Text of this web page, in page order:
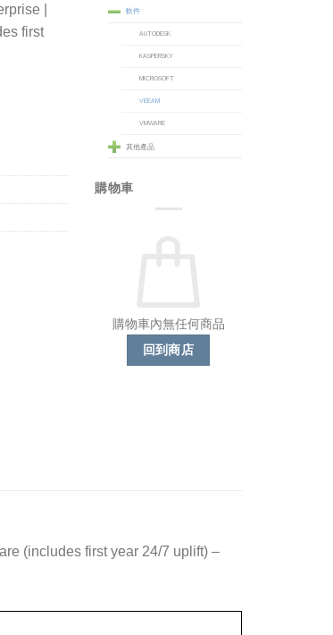
|
first
prepaid for Veeam Backup Essentials Enterprise
軟件
AUTODESK
KASPERSKY
MICROSOFT
VEEAM
VMWARE
其他產品
購物車
購物車內無任何商品
回到商店
(includes first year 24/7 uplift) –